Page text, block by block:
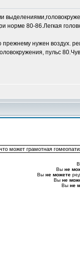
норме 80-86.Легкая
нужен воздух.
пульс
Вы не
Вы не можете
Вы не
Вы не